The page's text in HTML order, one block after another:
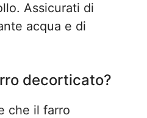
Assicurati di
acqua e di
decorticato?
che il farro